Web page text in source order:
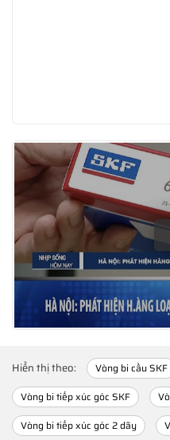
Hiển thị theo: Vòng bi cầu SKF
Vòng bi tiếp xúc góc SKF
Vòng bi tiếp xúc góc 2 dãy